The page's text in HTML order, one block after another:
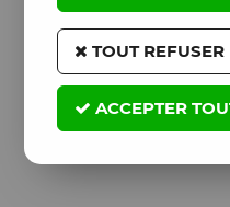
TOUT REFUSER
ACCEPTER